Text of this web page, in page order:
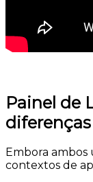
Painel de
Embora ambos
contextos de